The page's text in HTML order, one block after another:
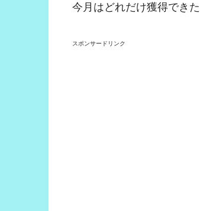
今月はどれだけ獲得でき
スポンサードリンク